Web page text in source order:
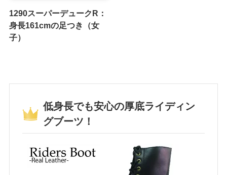
1290スーパーデュークR：
身長161cmの足つき（女
子）
低身長でも安心の厚底ライディン
グブーツ！